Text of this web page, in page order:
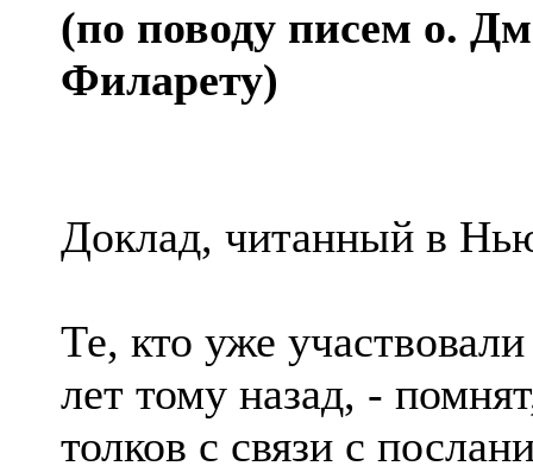
(по поводу писем о.
Филарету)
Доклад, читанный в
Те, кто уже
лет тому назад, -
толков с связи с